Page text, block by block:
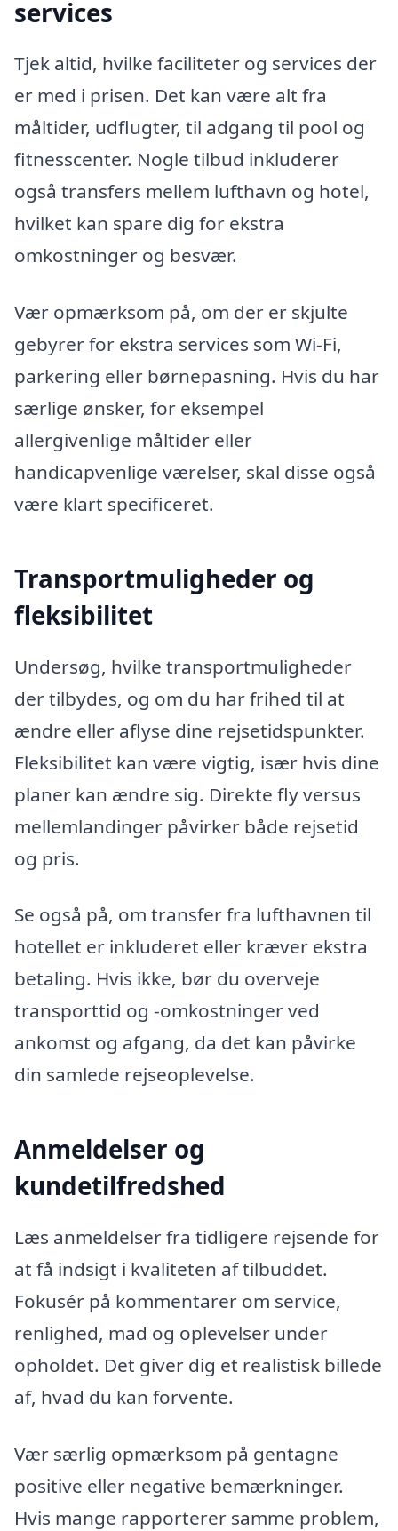
services
Tjek altid, hvilke faciliteter og services der
er med i prisen. Det kan være alt fra
måltider, udflugter, til adgang til pool og
fitnesscenter. Nogle tilbud inkluderer
også transfers mellem lufthavn og hotel,
hvilket kan spare dig for ekstra
omkostninger og besvær.
Vær opmærksom på, om der er skjulte
gebyrer for ekstra services som Wi-Fi,
parkering eller børnepasning. Hvis du har
særlige ønsker, for eksempel
allergivenlige måltider eller
handicapvenlige værelser, skal disse også
være klart specificeret.
Transportmuligheder og
fleksibilitet
Undersøg, hvilke transportmuligheder
der tilbydes, og om du har frihed til at
ændre eller aflyse dine rejsetidspunkter.
Fleksibilitet kan være vigtig, især hvis dine
planer kan ændre sig. Direkte fly versus
mellemlandinger påvirker både rejsetid
og pris.
Se også på, om transfer fra lufthavnen til
hotellet er inkluderet eller kræver ekstra
betaling. Hvis ikke, bør du overveje
transporttid og -omkostninger ved
ankomst og afgang, da det kan påvirke
din samlede rejseoplevelse.
Anmeldelser og
kundetilfredshed
Læs anmeldelser fra tidligere rejsende for
at få indsigt i kvaliteten af tilbuddet.
Fokusér på kommentarer om service,
renlighed, mad og oplevelser under
opholdet. Det giver dig et realistisk billede
af, hvad du kan forvente.
Vær særlig opmærksom på gentagne
positive eller negative bemærkninger.
Hvis mange rapporterer samme problem,